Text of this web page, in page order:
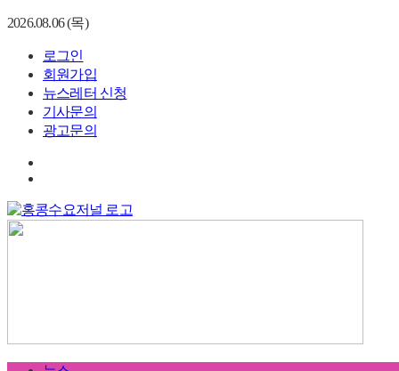
2026.08.06 (목)
로그인
회원가입
뉴스레터 신청
기사문의
광고문의